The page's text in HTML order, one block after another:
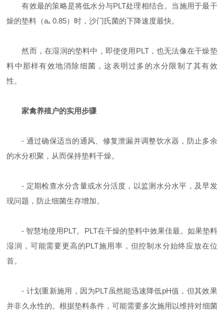
有效最的策略是将低水分与PLT处理相结合。当施用于最干
燥的垫料（aₓ 0.85）时，沙门氏菌的下降速度最快。
然而，在湿润的垫料中，即使使用 PLT，也无法像在干燥垫
料中那样有效地消除细菌，这表明过多的水分限制了其有效
性。
家禽养殖户的实用步骤
- 通过确保适当的通风、修复泄漏并调整饮水器，防止多余
的水分积聚，从而保持垫料干燥。
- 定期检查水分含量或水分活度，以监测水分水平，及早发
现问题，防止细菌生存增加。
- 智慧地使用PLT。 PLT在干燥的垫料中效果佳最。如果垫料
湿润，可能需要更高的PLT施用率，但控制水分始终应放在位
首。
- 计划重新施用，因为PLT虽然能迅速降低pH值，但其效果
并非久永性的。根据垫料条件，可能需要多次施用以维持对细菌